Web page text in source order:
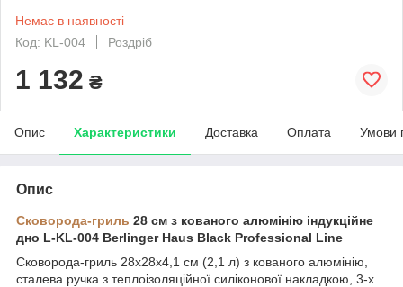
Немає в наявності
Код: KL-004
Роздріб
1 132 ₴
Опис Характеристики Доставка Оплата Умови
Опис
Сковорода-гриль 28 см з кованого алюмінію індукційне
дно L-KL-004 Berlinger Haus Black Professional Line
Сковорода-гриль 28х28х4,1 см (2,1 л) з кованого алюмінію,
сталева ручка з теплоізоляційної силіконової накладкою, 3-х